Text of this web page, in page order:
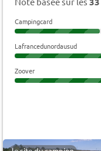
Campingcard
Lafrancedunordausud
Zoover